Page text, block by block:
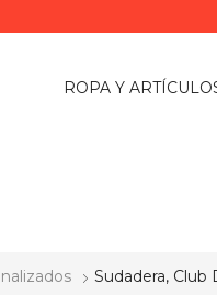
ROPA Y
Sudadera, Club